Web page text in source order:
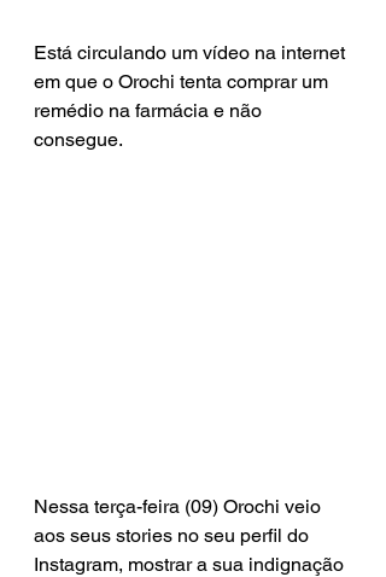
Está circulando um vídeo na internet
em que o Orochi tenta comprar um
remédio na farmácia e não
consegue.
Nessa terça-feira (09) Orochi veio
aos seus stories no seu perfil do
Instagram, mostrar a sua indignação